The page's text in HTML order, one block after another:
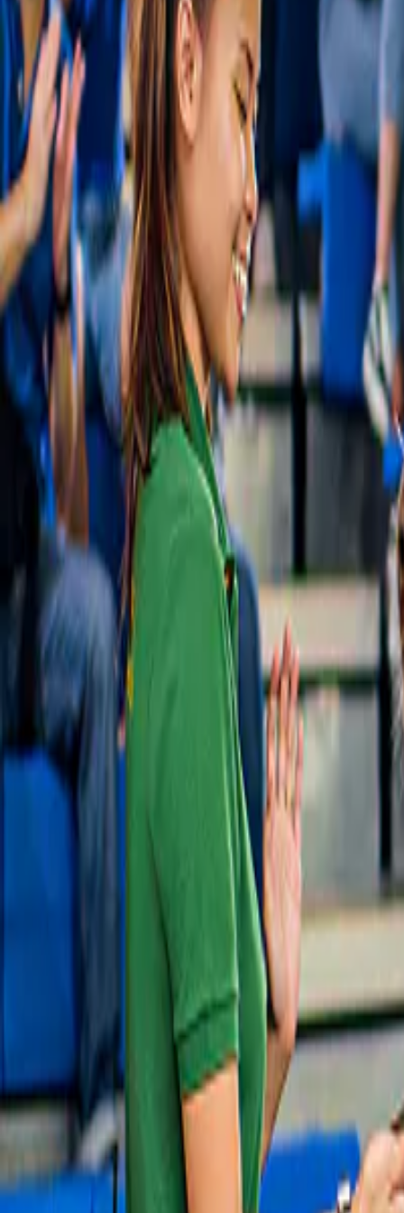
Toegangskaartjes voor de archeologische
4,5(90 ) Tochten van Athene naar Mycene
vanaf
€ 26
Gratis annulering
Slide 1 of 1, vanuit athene: eendaagse
excursie naar het oude korinthe -1
Vanuit Athene: eendaagse excursie naar het
Nieuw Tochten van Athene naar Mycene
€ 56
Gasten vertrouwen ons met hun mooiste
Zorgvuldig uitgekozen
Je hoeft niet zelf talloze opties door te spitten, dat hebben wij al voor
Of je er nu vroeg bij bent of last minute beslist: er zijn altijd tickets
Laat het vergelijken maar aan ons over: de beste prijzen vind je hier.